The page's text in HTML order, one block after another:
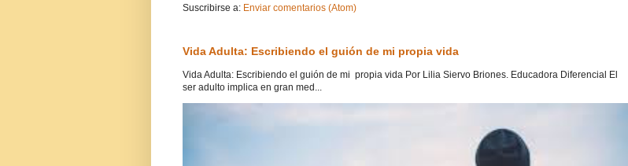
Suscribirse a: Enviar comentarios (Atom)
Vida Adulta: Escribiendo el guión de mi propia vida
Vida Adulta: Escribiendo el guión de mi propia vida Por Lilia Siervo Briones. Educadora Diferencial El
ser adulto implica en gran med...